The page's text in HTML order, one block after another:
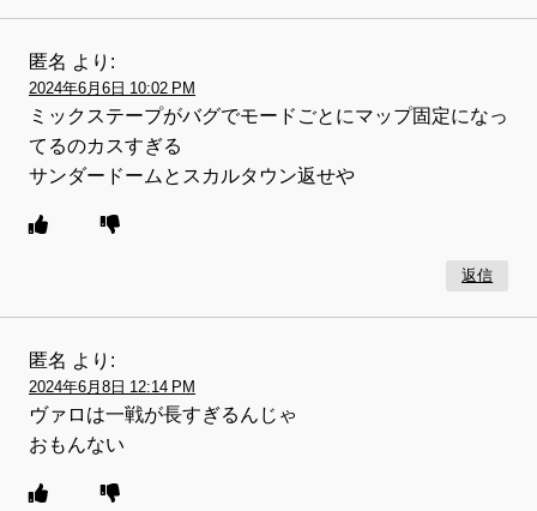
匿名 より:
2024年6月6日 10:02 PM
ミックステープがバグでモードごとにマップ固定になっ
てるのカスすぎる
サンダードームとスカルタウン返せや
返信
匿名 より:
2024年6月8日 12:14 PM
ヴァロは一戦が長すぎるんじゃ
おもんない